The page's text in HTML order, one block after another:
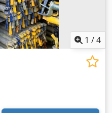
Peso: 54 kg Em excelente
1 /4